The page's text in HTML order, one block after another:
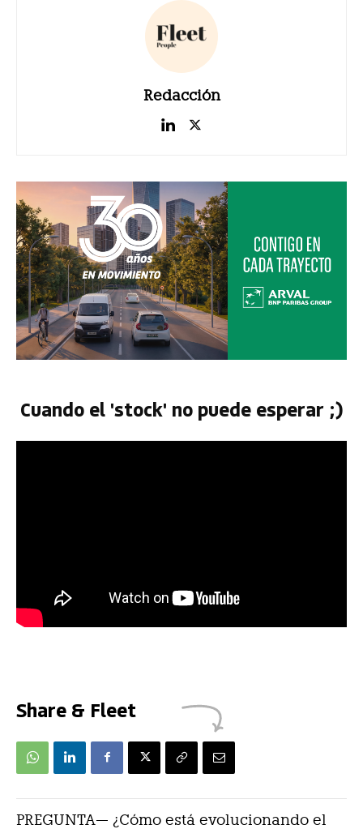
Redacción
Cuando el 'stock' no puede esperar ;)
Share & Fleet
PREGUNTA— ¿Cómo está evolucionando el